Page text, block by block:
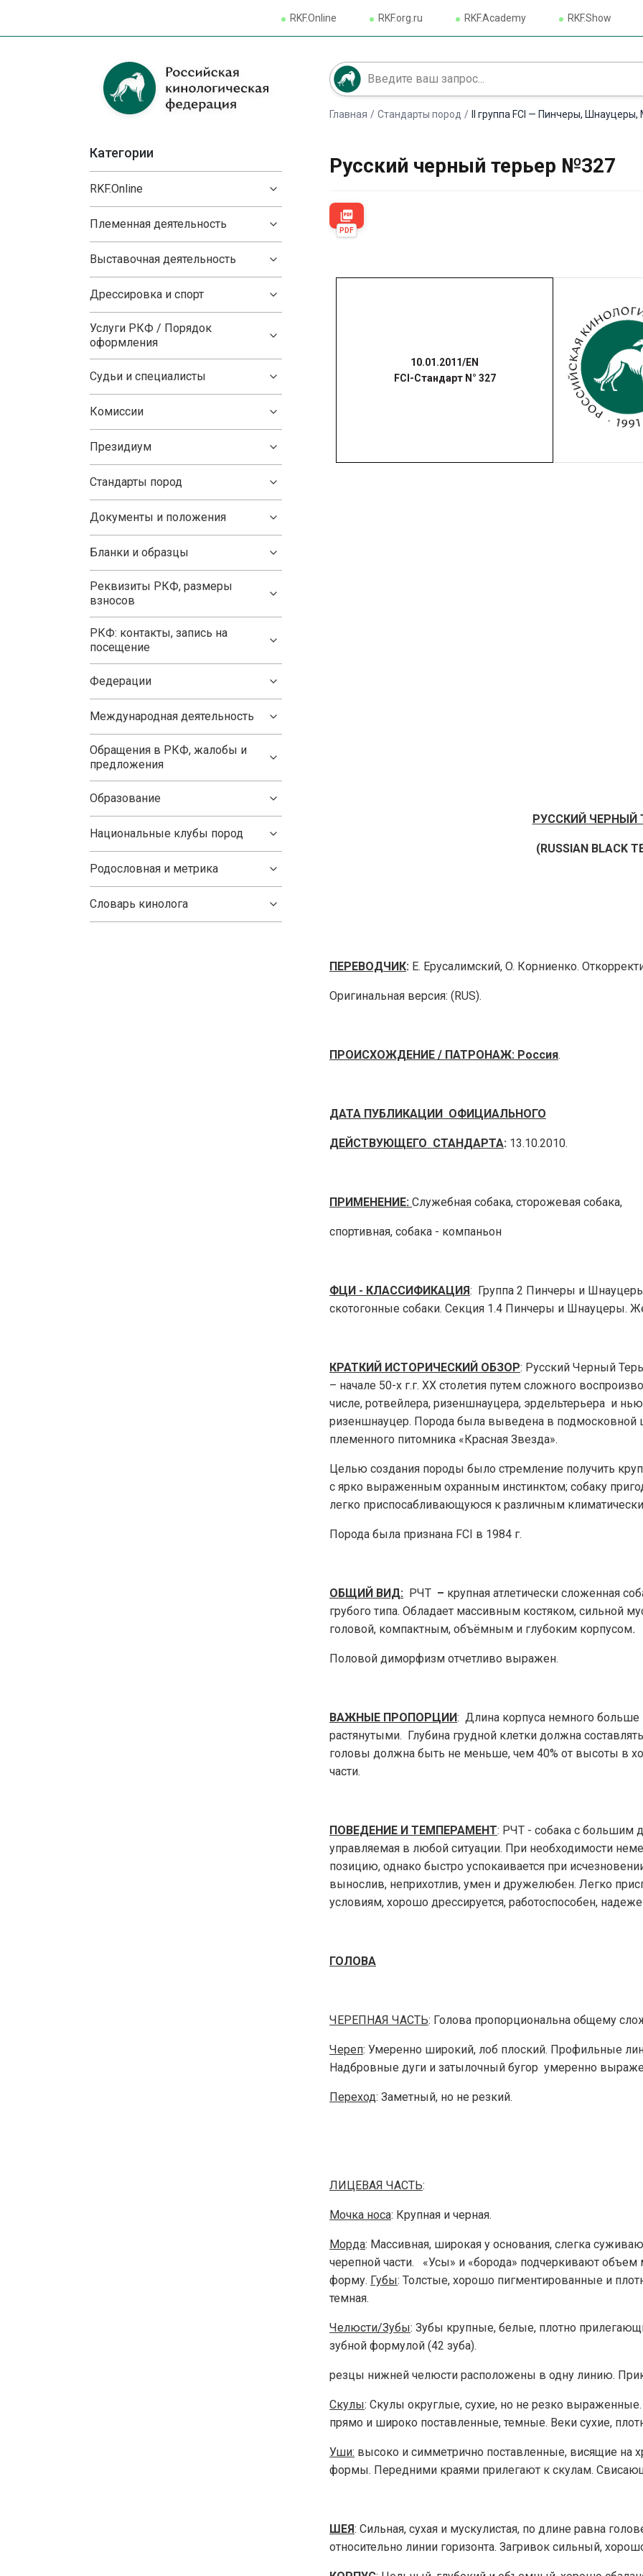
RKF.Online RKF.org.ru RKF.Academy RKF.Show
Категории
RKF.Online
Племенная деятельность
Выставочная деятельность
Дрессировка и спорт
Услуги РКФ / Порядок
оформления
Судьи и специалисты
Комиссии
Президиум
Стандарты пород
Документы и положения
Бланки и образцы
Реквизиты РКФ, размеры
взносов
РКФ: контакты, запись на
посещение
Федерации
Международная деятельность
Обращения в РКФ, жалобы и
предложения
Образование
Национальные клубы пород
Родословная и метрика
Словарь кинолога
Главная / Стандарты пород / II группа FCI — Пинчеры,
Русский черный терьер №327
picture_as_pdf
PDF
10.01.2011/EN
FCI-Стандарт N° 327
РУССКИЙ ЧЕРНЫЙ
(RUSSIAN BLACK
ПЕРЕВОДЧИК: E. Ерусалимский, O. Корниенко.
Оригинальная версия: (RUS).
ПРОИСХОЖДЕНИЕ / ПАТРОНАЖ: Россия.
ДАТА ПУБЛИКАЦИИ ОФИЦИАЛЬНОГО
ДЕЙСТВУЮЩЕГО СТАНДАРТА: 13.10.2010.
ПРИМЕНЕНИЕ: Служебная собака, сторожевая собака,
спортивная, собака - компаньон
ФЦИ - КЛАССИФИКАЦИЯ: Группа 2 Пинчеры и
скотогонные собаки. Секция 1.4 Пинчеры и Шнауцеры.
КРАТКИЙ ИСТОРИЧЕСКИЙ ОБЗОР: Русский Черный
– начале 50-х г.г. ХХ столетия путем сложного
числе, ротвейлера, ризеншнауцера, эрдельтерьера и
ризеншнауцер. Порода была выведена в подмосковной
племенного питомника «Красная Звезда».
Целью создания породы было стремление получить
с ярко выраженным охранным инстинктом; собаку
легко приспосабливающуюся к различным
Порода была признана FCI в 1984 г.
ОБЩИЙ ВИД: РЧТ – крупная атлетически сложенная
грубого типа. Обладает массивным костяком, сильной
головой, компактным, объёмным и глубоким корпусом.
Половой диморфизм отчетливо выражен.
ВАЖНЫЕ ПРОПОРЦИИ: Длина корпуса немного
растянутыми. Глубина грудной клетки должна
головы должна быть не меньше, чем 40% от высоты в
части.
ПОВЕДЕНИЕ И ТЕМПЕРАМЕНТ: РЧТ - собака с большим
управляемая в любой ситуации. При необходимости
позицию, однако быстро успокаивается при
вынослив, неприхотлив, умен и дружелюбен. Легко
условиям, хорошо дрессируется, работоспособен,
ГОЛОВА
ЧЕРЕПНАЯ ЧАСТЬ: Голова пропорциональна общему
Череп: Умеренно широкий, лоб плоский. Профильные
Надбровные дуги и затылочный бугор умеренно
Переход: Заметный, но не резкий.
ЛИЦЕВАЯ ЧАСТЬ:
Мочка носа: Крупная и черная.
Морда: Массивная, широкая у основания, слегка
черепной части. «Усы» и «борода» подчеркивают
форму. Губы: Толстые, хорошо пигментированные и
темная.
Челюсти/Зубы: Зубы крупные, белые, плотно
зубной формулой (42 зуба).
резцы нижней челюсти расположены в одну линию.
Скулы: Скулы округлые, сухие, но не резко выраженные.
прямо и широко поставленные, темные. Веки сухие,
Уши: высоко и симметрично поставленные, висящие на
формы. Передними краями прилегают к скулам.
ШЕЯ: Сильная, сухая и мускулистая, по длине равна
относительно линии горизонта. Загривок сильный,